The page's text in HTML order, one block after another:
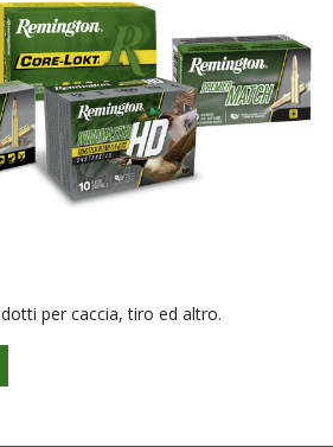
per caccia, tiro ed altro.